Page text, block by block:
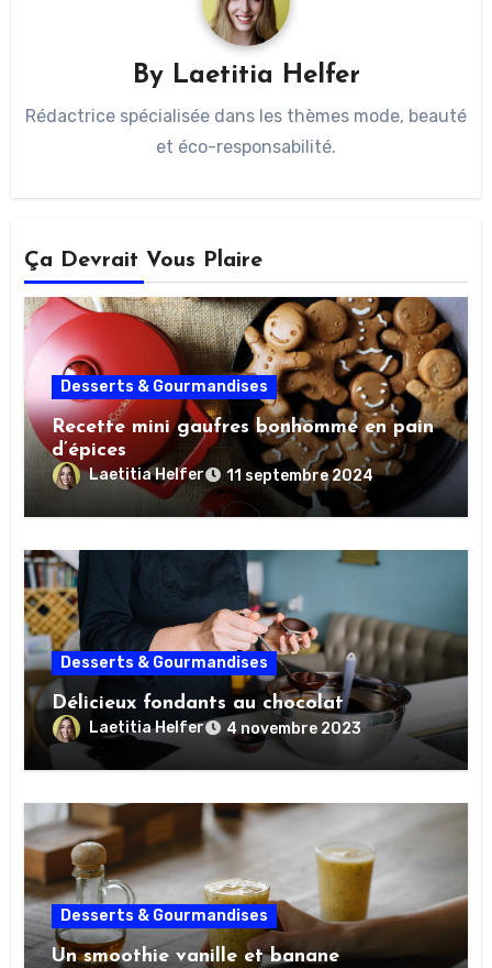
By Laetitia Helfer
Rédactrice spécialisée dans les thèmes mode, beauté
et éco-responsabilité.
Ça Devrait Vous Plaire
Desserts & Gourmandises
Recette mini gaufres bonhomme en pain
d’épices
Laetitia Helfer 11 septembre 2024
Desserts & Gourmandises
Délicieux fondants au chocolat
Laetitia Helfer 4 novembre 2023
Desserts & Gourmandises
Un smoothie vanille et banane